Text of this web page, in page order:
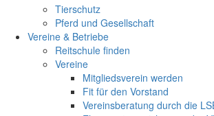
Tierschutz
Pferd und Gesellschaft
Vereine & Betriebe
Reitschule finden
Vereine
Mitgliedsverein werden
Fit für den Vorstand
Vereinsberatung durch die